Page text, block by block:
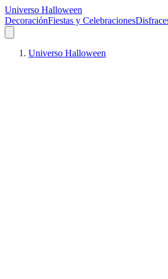
Universo Halloween
DecoraciónFiestas y Celebraciones
Universo Halloween